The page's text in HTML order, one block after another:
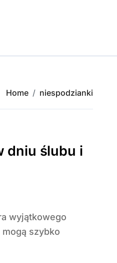
Home niespodzianki
dniu ślubu i
szybko